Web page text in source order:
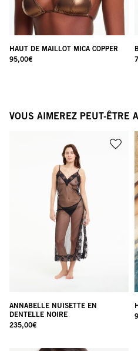
HAUT DE MAILLOT MICA COPPER
95,00€
VOUS AIMEREZ PEUT-ÊTRE
ANNABELLE NUISETTE EN
DENTELLE NOIRE
235,00€